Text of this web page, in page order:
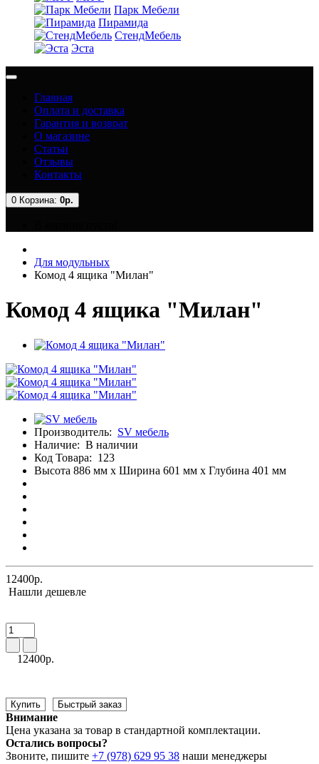
Парк Мебели
Пирамида
СтендМебель
Эста
Главная
Оплата и доставка
Гарантия и возврат
О магазине
Статьи
Отзывы
Контакты
0 Корзина: 0р.
Для модульных
Комод 4 ящика "Милан"
Комод 4 ящика "Милан"
Производитель: SV мебель
Наличие: В наличии
Код Товара: 123
Высота 886 мм x Ширина 601 мм x Глубина 401 мм
12400р.
Нашли дешевле
12400р.
Купить Быстрый заказ
Внимание
Цена указана за товар в стандартной комплектации.
Остались вопросы?
Звоните, пишите +7 (978) 629 95 38 наши менеджеры